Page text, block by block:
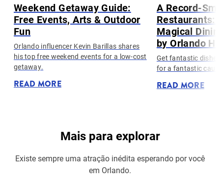
Weekend Getaway Guide:
Free Events, Arts & Outdoor
Fun
Orlando influencer Kevin Barillas shares
his top free weekend events for a low-cost
getaway.
READ MORE
A Record-
Restaurants:
Magical
by Orlando
Get fantastic
for a fantastic
READ MORE
Mais para explorar
Existe sempre uma atração inédita esperando por você
em Orlando.​